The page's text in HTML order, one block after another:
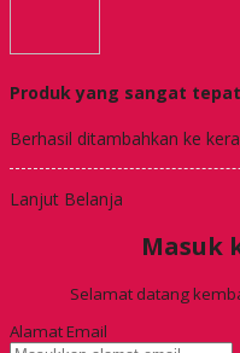
Produk yang sangat
Berhasil ditambahkan ke
Lanjut Belanja
Masuk
Selamat datang
Alamat Email